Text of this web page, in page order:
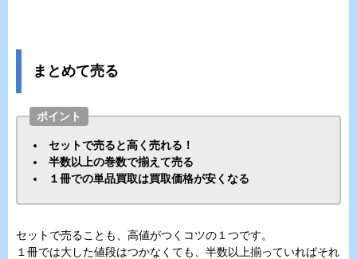
まとめて売る
ポイント
セットで売ると高く売れる！
半数以上の巻数で揃えて売る
１冊での単品買取は買取価格が安くなる
セットで売ることも、高値がつくコツの１つです。
１冊では大した値段はつかなくても、半数以上揃っていればそれ